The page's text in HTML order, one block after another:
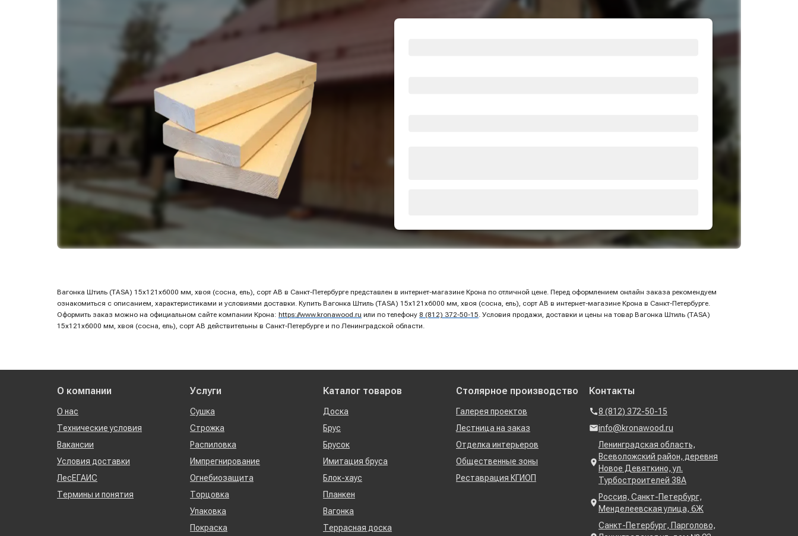
Вагонка Штиль (TASA) 15х121х6000 мм, хвоя (сосна, ель), сорт AB в Санкт-Петербурге представлен в интернет-магазине Крона по отличной цене. Перед оформлением онлайн заказа рекомендуем
ознакомиться с описанием, характеристиками и условиями доставки. Купить Вагонка Штиль (TASA) 15х121х6000 мм, хвоя (сосна, ель), сорт AB в интернет-магазине Крона в Санкт-Петербурге.
Оформить заказ можно на официальном сайте компании Крона: https://www.kronawood.ru или по телефону 8 (812) 372-50-15 . Условия продажи, доставки и цены на товар Вагонка Штиль (TASA)
15х121х6000 мм, хвоя (сосна, ель), сорт AB действительны в Санкт-Петербурге и по Ленинградской области.
О компании
О нас
Технические условия
Вакансии
Условия доставки
ЛесЕГАИС
Термины и понятия
Услуги
Сушка
Строжка
Распиловка
Импрегнирование
Огнебиозащита
Торцовка
Упаковка
Покраска
Каталог товаров
Доска
Брус
Брусок
Имитация бруса
Блок-хаус
Планкен
Вагонка
Террасная доска
Столярное производство
Галерея проектов
Лестница на заказ
Отделка интерьеров
Общественные зоны
Реставрация КГИОП
Контакты
8 (812) 372-50-15
info@kronawood.ru
Ленинградская область,
Всеволожский район, деревня
Новое Девяткино, ул.
Турбостроителей 38А
Россия, Санкт-Петербург,
Менделеевская улица, 6Ж
Санкт-Петербург, Парголово,